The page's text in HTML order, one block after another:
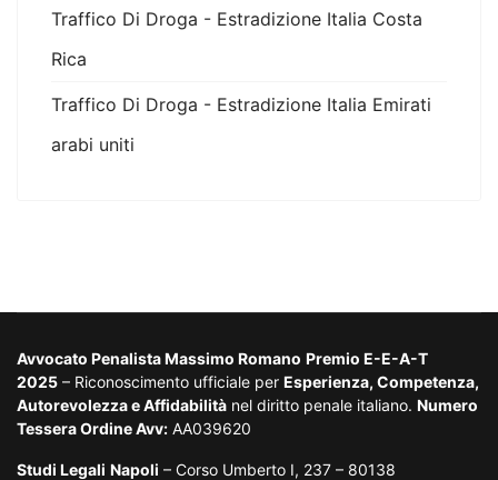
Traffico Di Droga - Estradizione Italia Costa
Rica
Traffico Di Droga - Estradizione Italia Emirati
arabi uniti
Avvocato Penalista Massimo Romano Premio E-E-A-T
2025 – Riconoscimento ufficiale per Esperienza, Competenza,
Autorevolezza e Affidabilità nel diritto penale italiano. Numero
Tessera Ordine Avv: AA039620
Studi Legali Napoli – Corso Umberto I, 237 – 80138